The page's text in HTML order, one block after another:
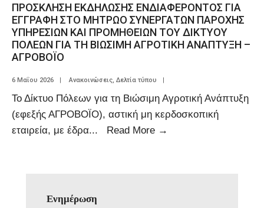
ΠΡΟΣΚΛΗΣΗ ΕΚΔΗΛΩΣΗΣ ΕΝΔΙΑΦΕΡΟΝΤΟΣ ΓΙΑ
ΕΓΓΡΑΦΗ ΣΤΟ ΜΗΤΡΩΟ ΣΥΝΕΡΓΑΤΩΝ ΠΑΡΟΧΗΣ
ΥΠΗΡΕΣΙΩΝ ΚΑΙ ΠΡΟΜΗΘΕΙΩΝ ΤΟΥ ΔΙΚΤΥΟΥ
ΠΟΛΕΩΝ ΓΙΑ ΤΗ ΒΙΩΣΙΜΗ ΑΓΡΟΤΙΚΗ ΑΝΑΠΤΥΞΗ –
ΑΓΡΟΒΟΪΟ
6 Μαΐου 2026 | Ανακοινώσεις Δελτία τύπου |
Το Δίκτυο Πόλεων για τη Βιώσιμη Αγροτική Ανάπτυξη
(εφεξής ΑΓΡΟΒΟΪΟ), αστική μη κερδοσκοπική
εταιρεία, με έδρα... Read More →
Ενημέρωση